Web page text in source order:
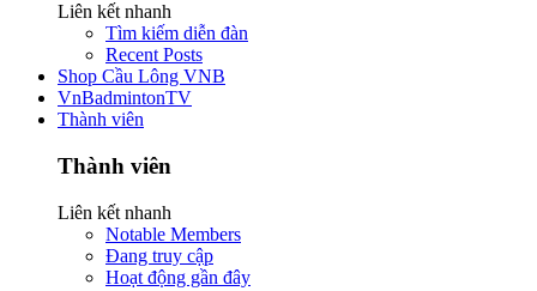
Liên kết nhanh
Tìm kiếm diễn đàn
Recent Posts
Shop Cầu Lông VNB
VnBadmintonTV
Thành viên
Thành viên
Liên kết nhanh
Notable Members
Đang truy cập
Hoạt động gần đây